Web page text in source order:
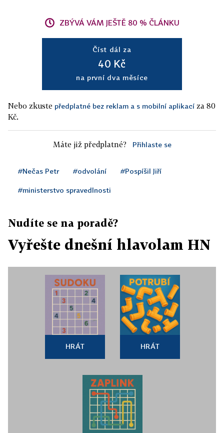
ZBÝVÁ VÁM JEŠTĚ 80 % ČLÁNKU
Číst dál za
40 Kč
na první dva měsíce
Nebo zkuste předplatné bez reklam a s mobilní aplikací za 80
Kč.
Máte již předplatné? Přihlaste se
#Nečas Petr #odvolání #Pospíšil Jiří
#ministerstvo spravedlnosti
Nudíte se na poradě?
Vyřešte dnešní hlavolam HN
HRÁT HRÁT